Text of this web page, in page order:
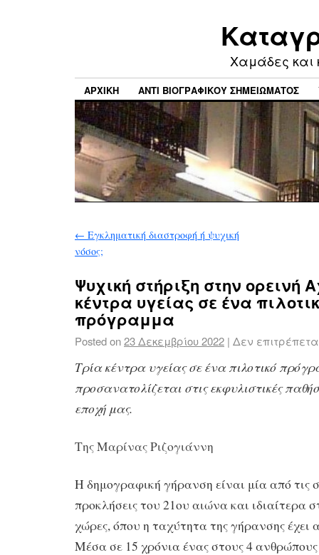
Xαμάδες και
ΑΡΧΙΚΉ ΑΝΤΊ ΒΙΟΓΡΑΦΙΚΟΎ ΣΗΜΕΙΏΜΑΤΟΣ
← Εγκληματική διαστροφή ή ψυχική
νόσος;
Ψυχική στήριξη στην ορεινή
κέντρα υγείας σε ένα
πρόγραμμα
Posted on23 Δεκεμβρίου 2022 | Δεν
Τρία κέντρα υγείας σε ένα πιλοτικό
προσανατολίζεται στις εκφυλιστικές
εποχή μας.
Της Μαρίνας Ριζογιάννη
Η δημογραφική γήρανση είναι μία από τις
προκλήσεις του 21ου αιώνα και ιδιαίτερα
χώρες, όπου η ταχύτητα της γήρανσης έχει
Μέσα σε 15 χρόνια ένας στους 4